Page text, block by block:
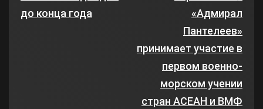
до конца года
«Адмирал
Пантелеев»
принимает участие в
первом военно-
морском учении
стран АСЕАН и ВМФ